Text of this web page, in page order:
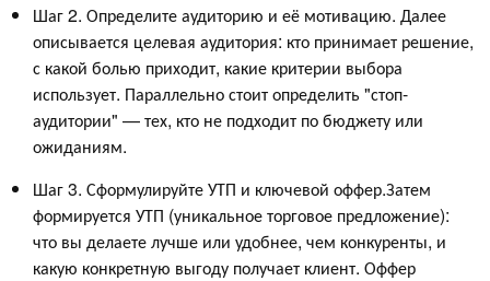
Шаг 2. Определите аудиторию и её мотивацию. Далее
описывается целевая аудитория: кто принимает решение,
с какой болью приходит, какие критерии выбора
использует. Параллельно стоит определить "стоп-
аудитории" — тех, кто не подходит по бюджету или
ожиданиям.
Шаг 3. Сформулируйте УТП и ключевой оффер.Затем
формируется УТП (уникальное торговое предложение):
что вы делаете лучше или удобнее, чем конкуренты, и
какую конкретную выгоду получает клиент. Оффер